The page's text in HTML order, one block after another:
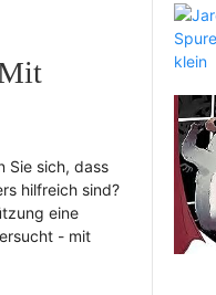
Sie sich, dass
hilfreich sind?
eine
- mit